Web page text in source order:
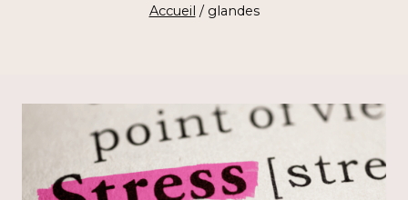
Accueil / glandes